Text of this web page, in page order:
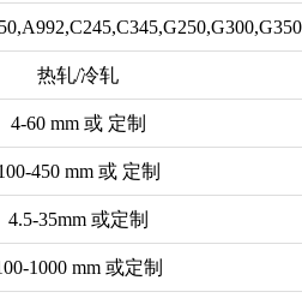
热轧/冷轧
4-60 mm 或 定制
450 mm 或 定制
4.5-35mm 或定制
1000 mm 或定制